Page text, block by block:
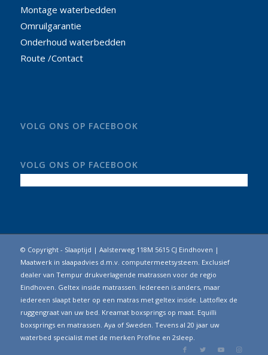
Montage waterbedden
Omruilgarantie
Onderhoud waterbedden
Route /Contact
VOLG ONS OP FACEBOOK
VOLG ONS OP FACEBOOK
© Copyright - Slaaptijd | Aalsterweg 118M 5615 CJ Eindhoven |
Maatwerk in slaapadvies d.m.v. computermeetsysteem. Exclusief
dealer van Tempur drukverlagende matrassen voor de regio
Eindhoven. Geltex inside matrassen. Iedereen is anders, maar
iedereen slaapt beter op een matras met geltex inside. Lattoflex de
ruggengraat van uw bed. Kreamat boxsprings op maat. Equilli
boxsprings en matrassen. Aya of Sweden. Tevens al 20 jaar uw
waterbed specialist met de merken Profine en 2sleep.